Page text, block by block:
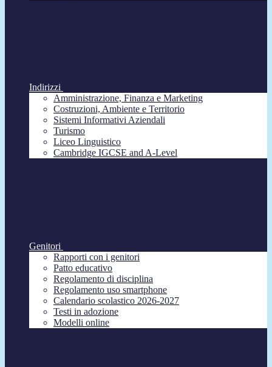
Indirizzi
Amministrazione, Finanza e Marketing
Costruzioni, Ambiente e Territorio
Sistemi Informativi Aziendali
Turismo
Liceo Linguistico
Cambridge IGCSE and A-Level
Genitori
Rapporti con i genitori
Patto educativo
Regolamento di disciplina
Regolamento uso smartphone
Calendario scolastico 2026-2027
Testi in adozione
Modelli online